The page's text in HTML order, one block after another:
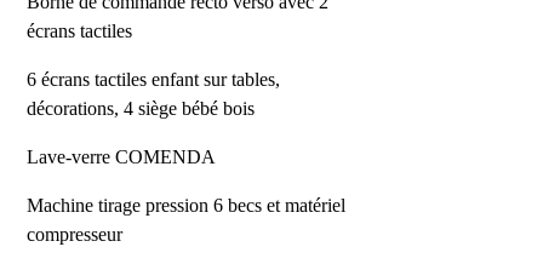
écrans tactiles
6 écrans tactiles enfant sur tables,
décorations, 4 siège bébé bois
Lave-verre COMENDA
Machine tirage pression 6 becs et matériel
compresseur